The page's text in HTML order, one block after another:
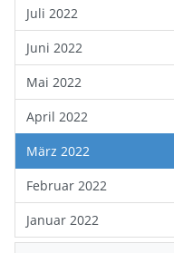
Juli 2022
Juni 2022
Mai 2022
April 2022
März 2022
Februar 2022
Januar 2022